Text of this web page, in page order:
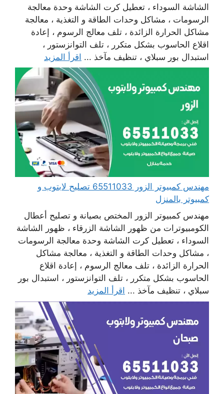
الشاشة السوداء ، تعطيل كرت الشاشة وحدة معالجة
الرسومات ، مشاكل وحدات الطاقة و التغذية ، معالجة
مشاكل الحرارة الزائدة ، تلف معالج الرسوم ، إعادة
اقلاع الحاسوب بشكل متكرر ، تلف التوانزستور ،
استبدال بور سبلاي ، تنظيف مآخذ ... اقرأ المزيد
مهندس كمبيوتر الزور 65511033 تصليح لابتوب و
كمبيوتر بالمنزل
مهندس كمبيوتر الزور المختص بصيانة و تصليح أعطال
الكومبيوترات من ظهور الشاشة الزرقاء ، ظهور الشاشة
السوداء ، تعطيل كرت الشاشة وحدة معالجة الرسومات
، مشاكل وحدات الطاقة و التغذية ، معالجة مشاكل
الحرارة الزائدة ، تلف معالج الرسوم ، إعادة اقلاع
الحاسوب بشكل متكرر ، تلف التوانزستور ، استبدال بور
سبلاي ، تنظيف مآخذ ... اقرأ المزيد